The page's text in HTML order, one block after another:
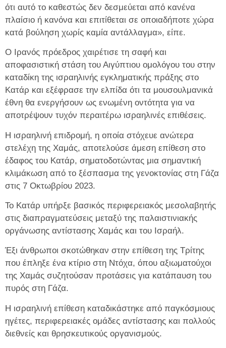
ότι αυτό το καθεστώς δεν δεσμεύεται από κανένα
πλαίσιο ή κανόνα και επιτίθεται σε οποιαδήποτε χώρα
κατά βούληση χωρίς καμία αντάλλαγμα», είπε.
Ο Ιρανός πρόεδρος χαιρέτισε τη σαφή και
αποφασιστική στάση του Αιγύπτιου ομολόγου του στην
καταδίκη της ισραηλινής εγκληματικής πράξης στο
Κατάρ και εξέφρασε την ελπίδα ότι τα μουσουλμανικά
έθνη θα ενεργήσουν ως ενωμένη οντότητα για να
αποτρέψουν τυχόν περαιτέρω ισραηλινές επιθέσεις.
Η ισραηλινή επιδρομή, η οποία στόχευε ανώτερα
στελέχη της Χαμάς, αποτελούσε άμεση επίθεση στο
έδαφος του Κατάρ, σηματοδοτώντας μια σημαντική
κλιμάκωση από το ξέσπασμα της γενοκτονίας στη Γάζα
στις 7 Οκτωβρίου 2023.
Το Κατάρ υπήρξε βασικός περιφερειακός μεσολαβητής
στις διαπραγματεύσεις μεταξύ της παλαιστινιακής
οργάνωσης αντίστασης Χαμάς και του Ισραήλ.
Έξι άνθρωποι σκοτώθηκαν στην επίθεση της Τρίτης
που έπληξε ένα κτίριο στη Ντόχα, όπου αξιωματούχοι
της Χαμάς συζητούσαν προτάσεις για κατάπαυση του
πυρός στη Γάζα.
Η ισραηλινή επίθεση καταδικάστηκε από παγκόσμιους
ηγέτες, περιφερειακές ομάδες αντίστασης και πολλούς
διεθνείς και θρησκευτικούς οργανισμούς.